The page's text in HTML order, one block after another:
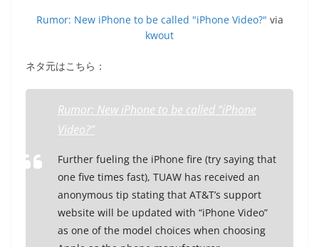
k
Rumor: New iPhone to be called "iPhone Video?" via
kwout
ネタ元はこちら：
Rumor: New iPhone to be called “iPhone
Video?”
Further fueling the iPhone fire (try saying that
one five times fast), TUAW has received an
anonymous tip stating that AT&T’s support
website will be updated with “iPhone Video”
as one of the model choices when choosing